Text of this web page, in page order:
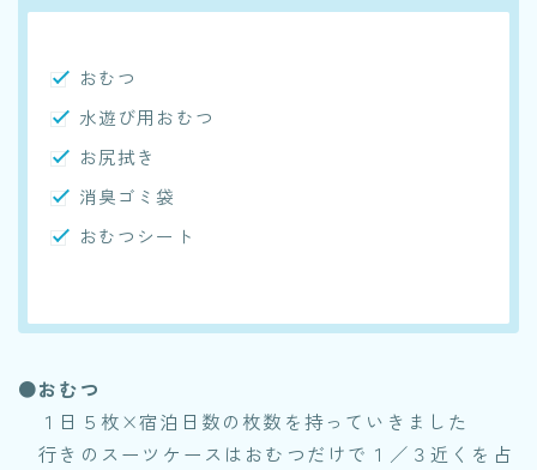
おむつ
水遊び用おむつ
お尻拭き
消臭ゴミ袋
おむつシート
●おむつ
１日５枚×宿泊日数の枚数を持っていきました
行きのスーツケースはおむつだけで１／３近くを占